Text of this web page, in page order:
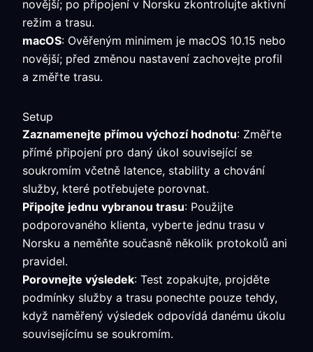
novější; po připojení v Norsku zkontrolujte aktivní
režim a trasu.
macOS: Ověřeným minimem je macOS 10.15 nebo
novější; před změnou nastavení zachovejte profil
a změřte trasu.
Setup
Zaznamenejte přímou výchozí hodnotu: Změřte
přímé připojení pro daný úkol související se
soukromím včetně latence, stability a chování
služby, které potřebujete porovnat.
Připojte jednu vybranou trasu: Použijte
podporovaného klienta, vyberte jednu trasu v
Norsku a neměňte současně několik protokolů ani
pravidel.
Porovnejte výsledek: Test zopakujte, projděte
podmínky služby a trasu ponechte pouze tehdy,
když naměřený výsledek odpovídá danému úkolu
souvisejícímu se soukromím.